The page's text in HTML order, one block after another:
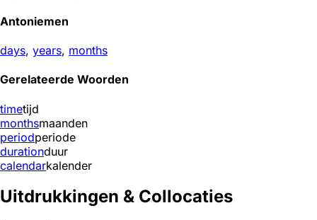
Antoniemen
days, years, months
Gerelateerde Woorden
timetijd
monthsmaanden
periodperiode
durationduur
calendarkalender
Uitdrukkingen & Collocaties